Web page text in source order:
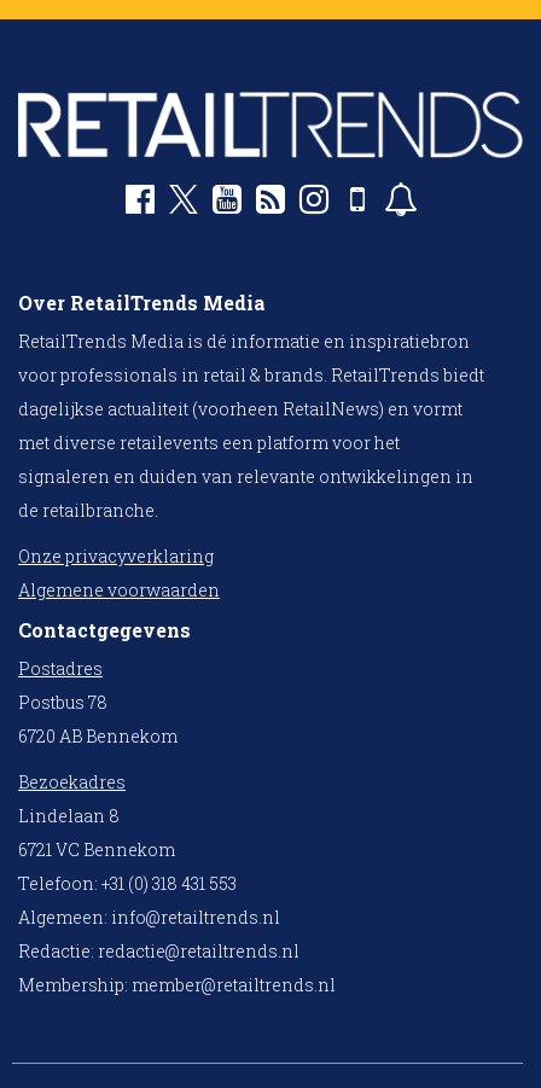
Over RetailTrends Media
RetailTrends Media is dé informatie en inspiratiebron
voor professionals in retail & brands. RetailTrends biedt
dagelijkse actualiteit (voorheen RetailNews) en vormt
met diverse retailevents een platform voor het
signaleren en duiden van relevante ontwikkelingen in
de retailbranche.
Onze privacyverklaring
Algemene voorwaarden
Contactgegevens
Postadres
Postbus 78
6720 AB Bennekom
Bezoekadres
Lindelaan 8
6721 VC Bennekom
Telefoon: +31 (0) 318 431 553
Algemeen: info@retailtrends.nl
Redactie: redactie@retailtrends.nl
Membership: member@retailtrends.nl